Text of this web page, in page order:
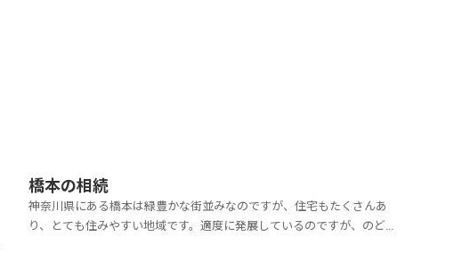
橋本の相続
神奈川県にある橋本は緑豊かな街並みなのですが、住宅もたくさんあ
り、とても住みやすい地域です。適度に発展しているのですが、のど